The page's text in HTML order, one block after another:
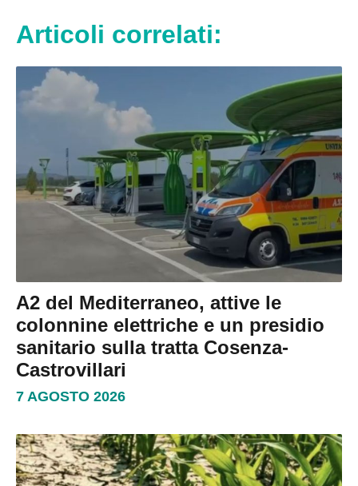
Articoli correlati:
A2 del Mediterraneo, attive le
colonnine elettriche e un presidio
sanitario sulla tratta Cosenza-
Castrovillari
7 AGOSTO 2026